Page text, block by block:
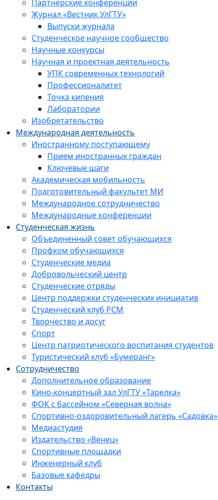
Партнёрские конференции
Журнал «Вестник УлГТУ»
Выпуски журнала
Студенческое научное сообщество
Научные конкурсы
Научная и проектная деятельность
УПК современных технологий
Профессионалитет
Точка кипения
Лаборатории
Изобретательство
Международная деятельность
Иностранному поступающему
Прием иностранных граждан
Ключевые шаги
Академическая мобильность
Подготовительный факультет МИ
Международное сотрудничество
Международные конференции
Студенческая жизнь
Объединенный совет обучающихся
Профком обучающихся
Студенческие медиа
Добровольческий центр
Студенческие отряды
Центр поддержки студенческих инициатив
Студенческий клуб РСМ
Творчество и досуг
Спорт
Центр патриотического воспитания студентов
Туристический клуб «Бумеранг»
Сотрудничество
Дополнительное образование
Кино-концертный зал УлГТУ «Тарелка»
ФОК с бассейном «Северная волна»
Спортивно-оздоровительный лагерь «Садовка»
Медиастудия
Издательство «Венец»
Спортивные площадки
Инженерный клуб
Базовые кафедры
Контакты